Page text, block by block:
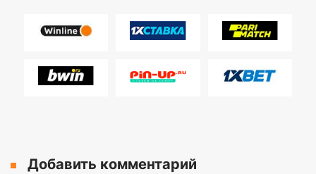
Добавить комментарий